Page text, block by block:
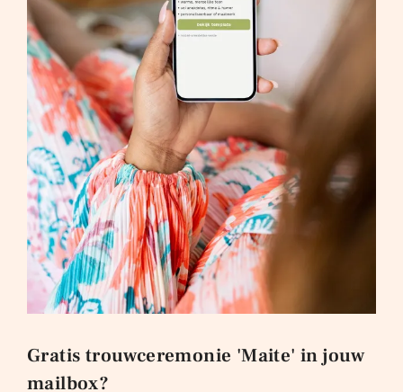
Gratis trouwceremonie 'Maite' in jouw
mailbox?